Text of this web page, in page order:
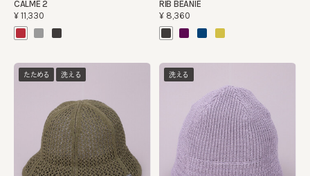
CALME 2
¥11,330
RIB BEANIE
¥8,360
たためる 洗える 洗える